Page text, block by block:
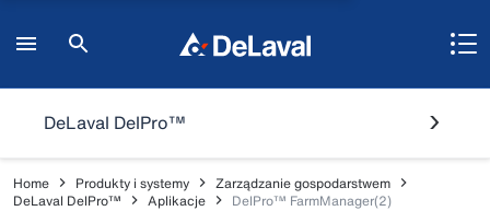
DeLaval DelPro™
Home Produkty i systemy
Zarządzanie gospodarstwem
DeLaval DelPro™
Aplikacje DelPro™ FarmManager(2)